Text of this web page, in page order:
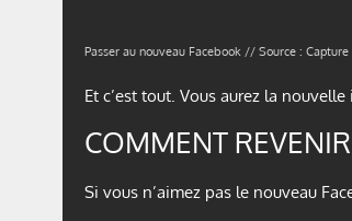
Passer au nouveau Facebook // Source :
Et c’est tout. Vous aurez la
COMMENT
Si vous n’aimez pas le nouveau